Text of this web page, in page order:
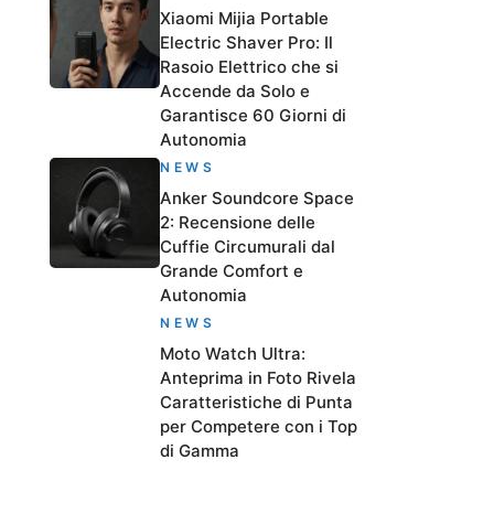
Xiaomi Mijia Portable
Electric Shaver Pro: Il
Rasoio Elettrico che si
Accende da Solo e
Garantisce 60 Giorni di
Autonomia
NEWS
Anker Soundcore Space
2: Recensione delle
Cuffie Circumurali dal
Grande Comfort e
Autonomia
NEWS
Moto Watch Ultra:
Anteprima in Foto Rivela
Caratteristiche di Punta
per Competere con i Top
di Gamma